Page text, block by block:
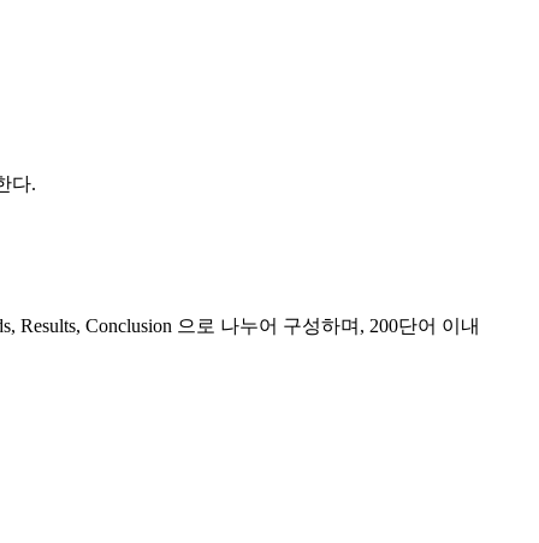
다.
Conclusion 으로 나누어 구성하며, 200단어 이내